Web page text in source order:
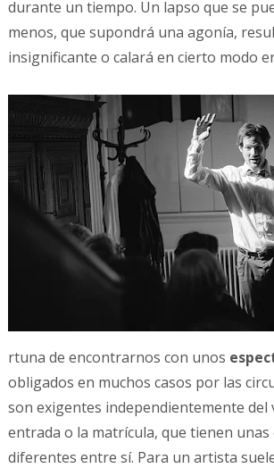
durante un tiempo. Un lapso que se
menos, que supondrá una agonía,
insignificante o calará en cierto modo
rtuna de encontrarnos con unos
obligados en muchos casos por las
son exigentes independientemente del
entrada o la matrícula, que tienen unas
diferentes entre sí. Para un artista